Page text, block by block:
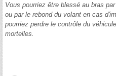
Vous pourriez être blessé au bras
ou par le rebond du volant en cas
pourriez perdre le contrôle du
mortelles.